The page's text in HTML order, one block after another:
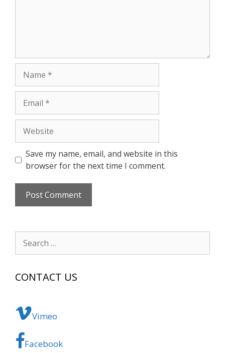
Save my name, email, and website in this
browser for the next time I comment.
Search
for:
CONTACT US
Vimeo
Facebook